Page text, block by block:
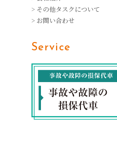
> その他タスクについて
> お問い合わせ
Service